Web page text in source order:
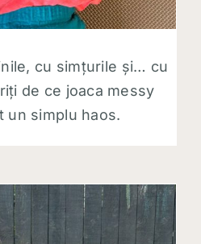
cu simțurile și… cu
de ce joaca messy
un simplu haos.